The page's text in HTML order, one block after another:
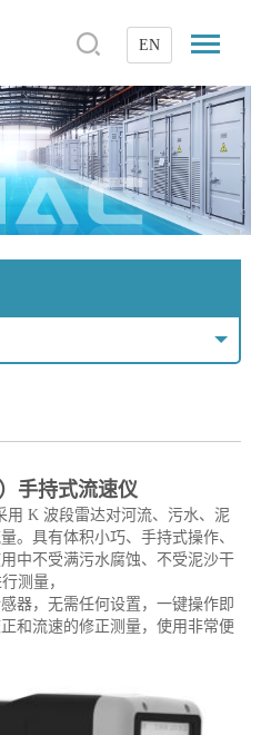
EN
手持式流速仪
用 K 波段雷达对河流、污水、泥
。具有体积小巧、手持式操作、
中不受满污水腐蚀、不受泥沙干
测量，
器，无需任何设置，一键操作即
和流速的修正测量，使用非常便